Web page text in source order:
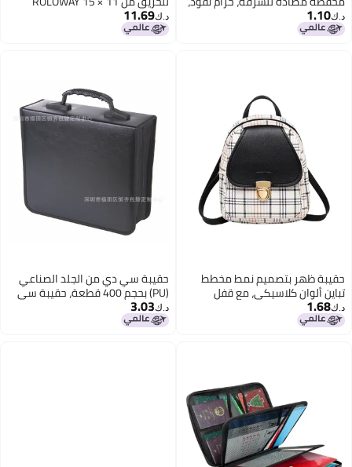
حقيبة سرية للجواز السفر، النقود
والقيم الثمينة
د.ك‏1.10
آمنة للنقود والمستندات القانونية
د.ك‏11.69
حقيبة ظهر بتصميم نمط مخطط
تباين ألوان كلاسيكي، مع قفل
معدني ذهبي، حقيبة ظهر يومية
للنساء للخروج والعمل
د.ك‏1.68
حقيبة سي دي من الجلد الصناعي
(PU) بحجم 400 قطعة، حقيبة سي
دي محمولة عالية السعة، تدعم
د.ك‏3.03